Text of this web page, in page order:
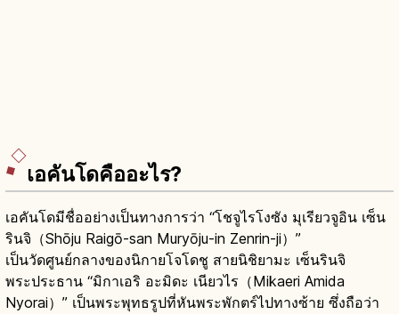
เอคันโดคืออะไร?
เอคันโดมีชื่ออย่างเป็นทางการว่า “โชจูไรโงซัง มุเรียวจูอิน เซ็น
รินจิ（Shōju Raigō-san Muryōju-in Zenrin-ji）”
เป็นวัดศูนย์กลางของนิกายโจโดชู สายนิชิยามะ เซ็นรินจิ
พระประธาน “มิกาเอริ อะมิดะ เนียวไร（Mikaeri Amida
Nyorai）” เป็นพระพุทธรูปที่หันพระพักตร์ไปทางซ้าย ซึ่งถือว่า